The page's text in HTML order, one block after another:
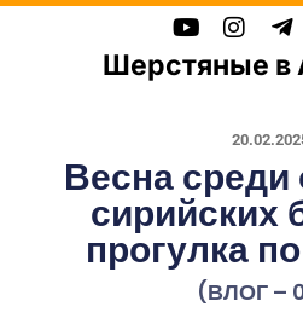
Шерстяные в
Весна среди
сирийских
прогулка
(ВЛОГ –